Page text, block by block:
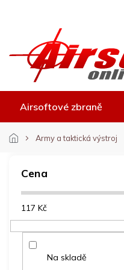
Airsoftové zbraně
Army a taktická výstroj
a
Cena
117 Kč
Na skladě